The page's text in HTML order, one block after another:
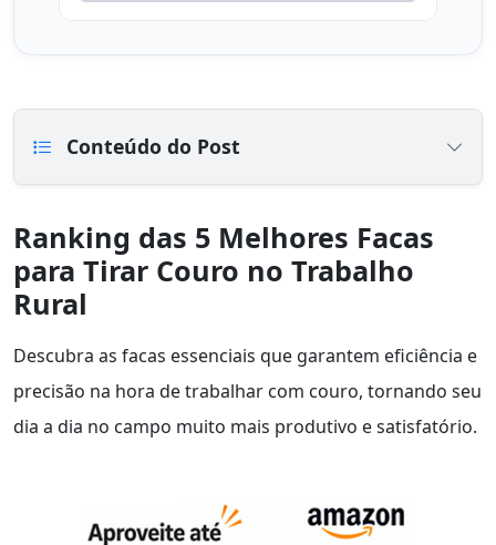
Conteúdo do Post
Ranking das 5 Melhores Facas
para Tirar Couro no Trabalho
Rural
Descubra as facas essenciais que garantem eficiência e
precisão na hora de trabalhar com couro, tornando seu
dia a dia no campo muito mais produtivo e satisfatório.